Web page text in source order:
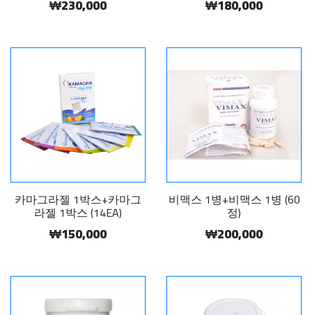
₩230,000 ₩180,000
카마그라젤 1박스+카마그
라젤 1박스 (14EA)
₩150,000
비맥스 1병+비맥스 1병 (60
정)
₩200,000